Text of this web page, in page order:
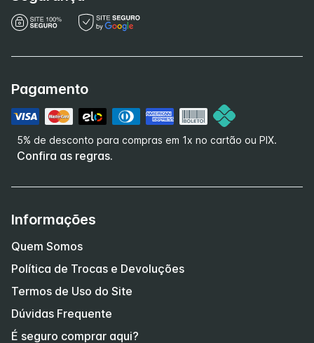
Pagamento
5% de desconto para compras em 1x no cartão ou PIX.
Confira as regras.
Informações
Quem Somos
Política de Trocas e Devoluções
Termos de Uso do Site
Dúvidas Frequente
É seguro comprar aqui?